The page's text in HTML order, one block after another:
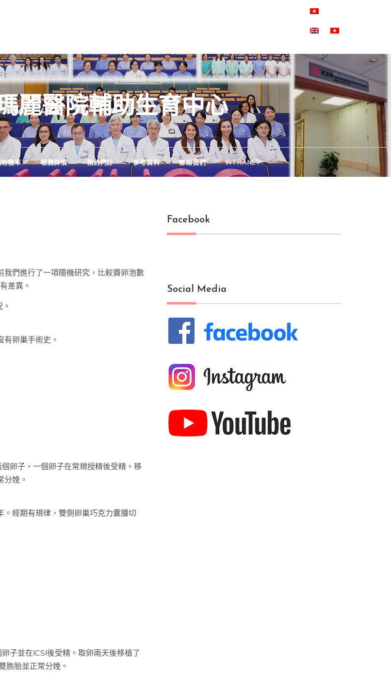
麗醫院輔助生育中心
機率 收費詳情 預約門診 參考資料 聯絡我們 INTRANET
們進行了一項隨機研究，比較竇卵泡數
差異。
卵巢手術史。
卵子，一個卵子在常規授精後受精。移
娩。
經期有規律，雙側卵巢巧克力囊腫切
子並在ICSI後受精。取卵兩天後移植了
胞胎並正常分娩。
Facebook
Social Media